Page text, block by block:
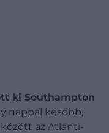
ki Southampton
nappal később,
az Atlanti-